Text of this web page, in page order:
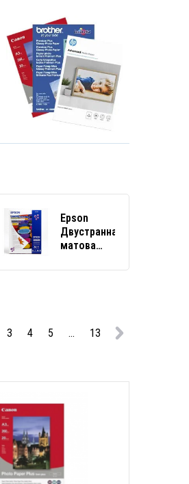
Epson
Двустранна
матова
C13S041569,
3 4 5 ... 13